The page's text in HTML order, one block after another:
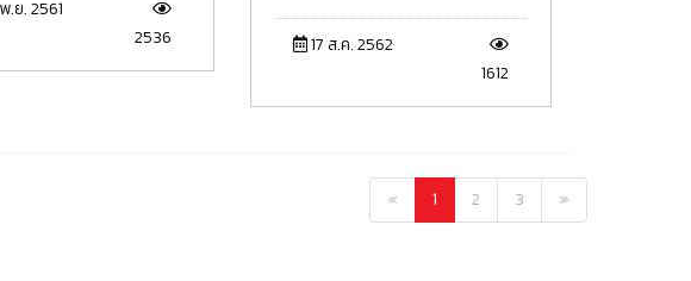
ย. 2561
2536
17 ส.ค. 2562
1612
« 1 2 3 »